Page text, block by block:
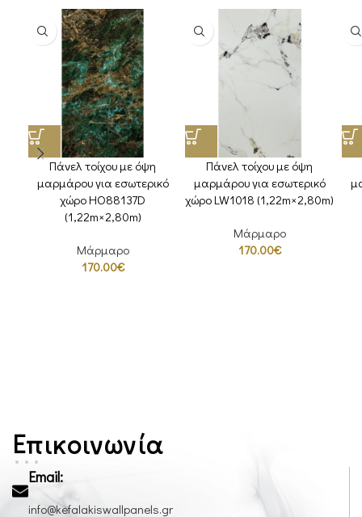
Πάνελ τοίχου με όψη
μαρμάρου για εσωτερικό
χώρο HΟ88137D
(1,22m×2,80m)
Μάρμαρο
170.00€
Πάνελ τοίχου με όψη
μαρμάρου για εσωτερικό
χώρο LW1018 (1,22m×2,80m)
Μάρμαρο
170.00€
Επικοινωνία
Email:
info@kefalakiswallpanels.gr